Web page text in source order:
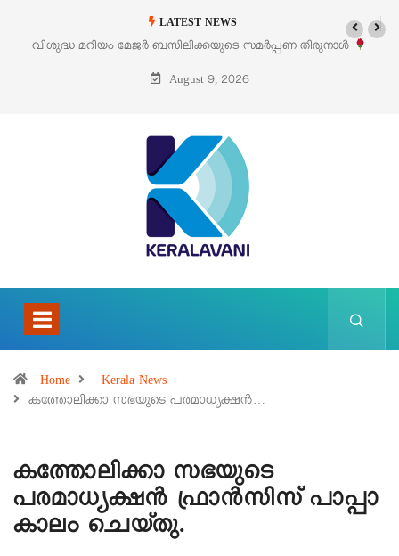
LATEST NEWS
മേജർ ബസിലിക്കയുടെ സമർപ്പണ തിരുനാൾ
‘പെറ്റൽസ്’
August 9, 2026
Home
Kerala News
കത്തോലിക്കാ സഭയുടെ പരമാധ്യക്ഷൻ…
കത്തോലിക്കാ സഭയുടെ
പരമാധ്യക്ഷൻ ഫ്രാൻസിസ് പാപ്പാ
കാലം ചെയ്തു.